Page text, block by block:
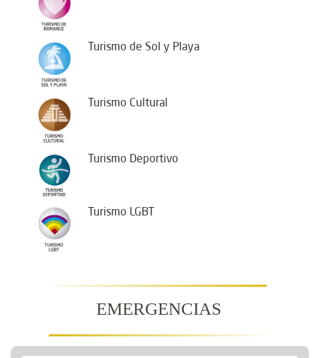
Turismo de Sol y Playa
Turismo Cultural
Turismo Deportivo
Turismo LGBT
EMERGENCIAS